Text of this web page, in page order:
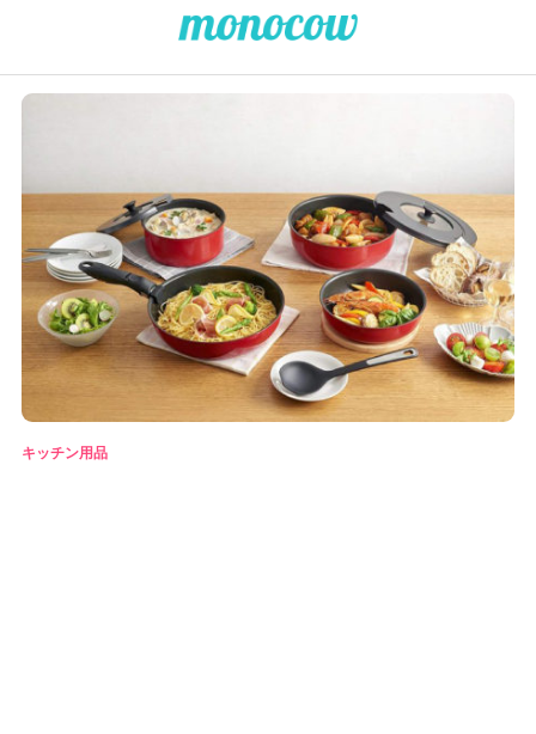
キッチン用品